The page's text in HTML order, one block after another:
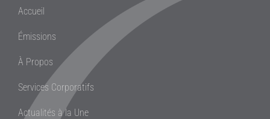
Accueil
Émissions
À Propos
Services Corporatifs
Actualités à la Une